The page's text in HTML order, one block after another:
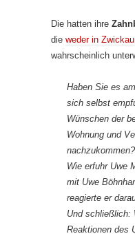
Die hatten ihre
die weder in
wahrscheinlich
Haben Sie es
sich selbst
Wünschen der
Wohnung und
nachzukommen?
Wie erfuhr Uwe
mit Uwe
reagierte er
Und schließlich:
Reaktionen des